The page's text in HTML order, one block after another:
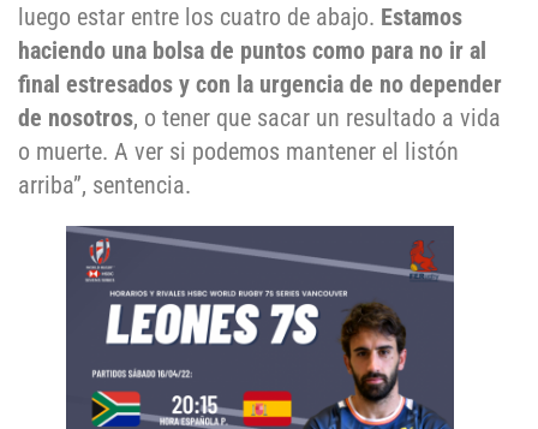
luego estar entre los cuatro de abajo. Estamos
haciendo una bolsa de puntos como para no ir al
final estresados y con la urgencia de no depender
de nosotros, o tener que sacar un resultado a vida
o muerte. A ver si podemos mantener el listón
arriba”, sentencia.